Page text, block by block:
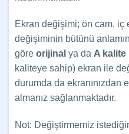
Ekran değişimi; ön cam, iç
değişiminin bütünü
göre orijinal ya da A kalite
kaliteye sahip) ekran ile
durumda da ekranınızdan
almanız sağlanmaktadır.
Not: Değiştirmemiz